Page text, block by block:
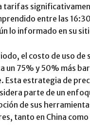
tarifas
entre las
lo informado en su
el costo de uso de
un 75% y 50% más
Esta estrategia de
parte de un
de sus
tanto en China como